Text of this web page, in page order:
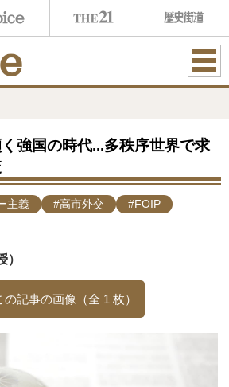
ME
く強国の時代...多秩序世界で求
主義 #高市外交 #FOIP
の記事の画像（全 1 枚）